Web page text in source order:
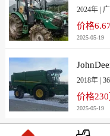
2024年 |
价格
2025-05-19
2018年 |
价格230
2025-05-19